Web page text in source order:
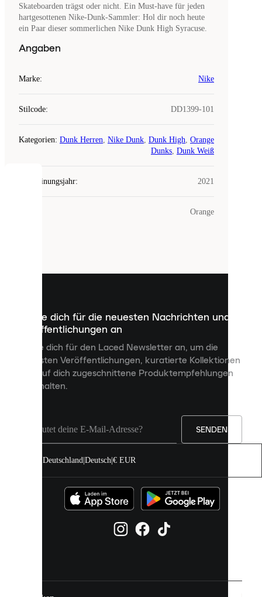
Skateboarden trägst oder nicht. Ein Must-have für jeden
hartgesottenen Nike-Dunk-Sammler: Hol dir noch heute
ein Paar dieser sommerlichen Nike Dunk High Syracuse.
Angaben
Marke: Nike
Stilcode: DD1399-101
Kategorien: Dunk Herren, Nike Dunk, Dunk High, Orange
Dunks, Dunk Weiß
Erscheinungsjahr: 2021
Orange
Melde dich für die neuesten Nachrichten und
Veröffentlichungen an
Melde dich für den Laced Newsletter an, um die
neuesten Veröffentlichungen, kuratierte Kollektionen
und auf dich zugeschnittene Produktempfehlungen
zu erhalten.
SENDEN
Deutschland Deutsch € EUR
COOKIES
kleine
dienen,
Inhalte
anzuzeigen
deine